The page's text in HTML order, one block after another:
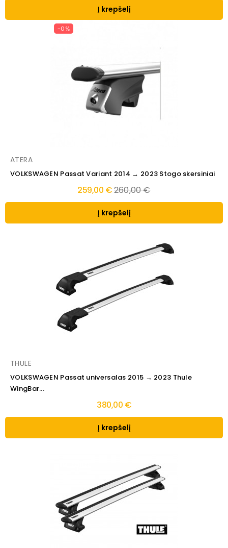
Į krepšelį
-0%
ATERA
VOLKSWAGEN Passat Variant 2014 → 2023 Stogo skersiniai
259,00 €Regular
price
260,00 €
Į krepšelį
THULE
VOLKSWAGEN Passat universalas 2015 → 2023 Thule
WingBar...
380,00 €
Į krepšelį